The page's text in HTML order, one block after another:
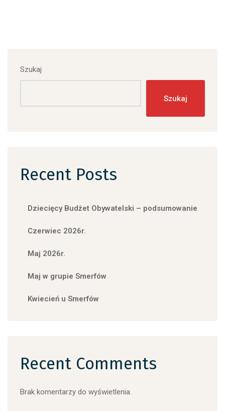
Szukaj
Szukaj
Recent Posts
Dziecięcy Budżet Obywatelski – podsumowanie
Czerwiec 2026r.
Maj 2026r.
Maj w grupie Smerfów
Kwiecień u Smerfów
Recent Comments
Brak komentarzy do wyświetlenia.